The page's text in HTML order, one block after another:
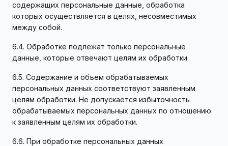
содержащих персональные данные, обработка
которых осуществляется в целях, несовместимых
между собой.
6.4. Обработке подлежат только персональные
данные, которые отвечают целям их обработки.
6.5. Содержание и объем обрабатываемых
персональных данных соответствуют заявленным
целям обработки. Не допускается избыточность
обрабатываемых персональных данных по отношению
к заявленным целям их обработки.
6.6. При обработке персональных данных